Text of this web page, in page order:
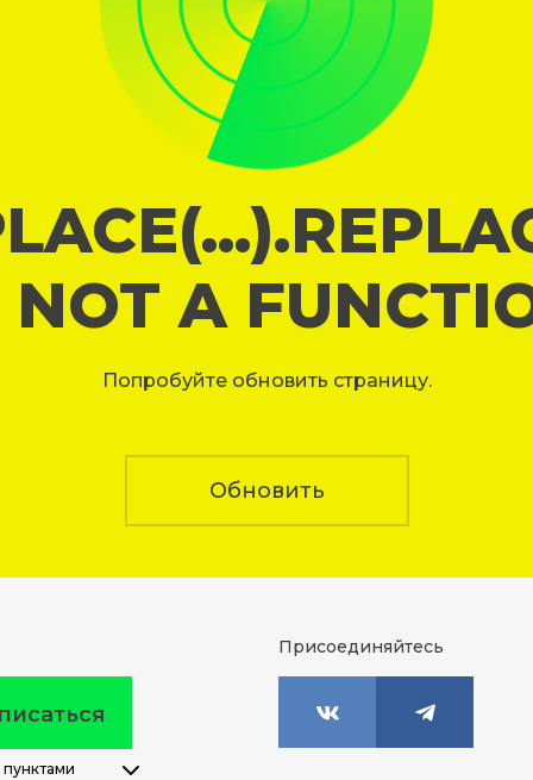
NOT A
Попробуйте обновить страницу.
Обновить
Присоединяйтесь